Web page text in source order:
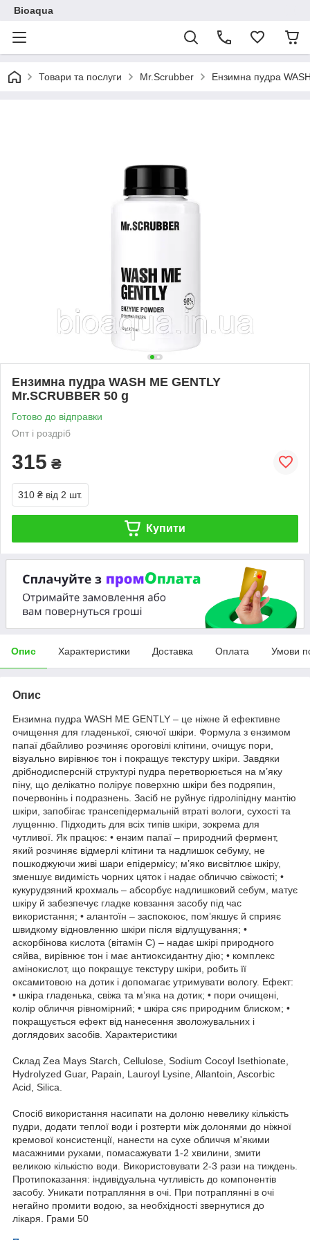
Bioaqua
Товари та послуги Mr.Scrubber Ензимна пудра
Ензимна пудра WASH ME GENTLY
Mr.SCRUBBER 50 g
Готово до відправки
Опт і роздріб
315 ₴
310 ₴ від 2 шт.
Купити
Опис Характеристики Доставка Оплата Умови
Опис
Ензимна пудра WASH ME GENTLY – це ніжне й ефективне
очищення для гладенької, сяючої шкіри. Формула з ензимом
папаї дбайливо розчиняє ороговілі клітини, очищує пори,
візуально вирівнює тон і покращує текстуру шкіри. Завдяки
дрібнодисперсній структурі пудра перетворюється на м’яку
піну, що делікатно полірує поверхню шкіри без подряпин,
почервонінь і подразнень. Засіб не руйнує гідроліпідну мантію
шкіри, запобігає трансепідермальній втраті вологи, сухості та
лущенню. Підходить для всіх типів шкіри, зокрема для
чутливої. Як працює: • ензим папаї – природний фермент,
який розчиняє відмерлі клітини та надлишок себуму, не
пошкоджуючи живі шари епідермісу; м’яко висвітлює шкіру,
зменшує видимість чорних цяток і надає обличчю свіжості; •
кукурудзяний крохмаль – абсорбує надлишковий себум, матує
шкіру й забезпечує гладке ковзання засобу під час
використання; • алантоїн – заспокоює, пом’якшує й сприяє
швидкому відновленню шкіри після відлущування; •
аскорбінова кислота (вітамін С) – надає шкірі природного
сяйва, вирівнює тон і має антиоксидантну дію; • комплекс
амінокислот, що покращує текстуру шкіри, робить її
оксамитовою на дотик і допомагає утримувати вологу. Ефект:
• шкіра гладенька, свіжа та м’яка на дотик; • пори очищені,
колір обличчя рівномірний; • шкіра сяє природним блиском; •
покращується ефект від нанесення зволожувальних і
доглядових засобів. Характеристики
Склад Zea Mays Starch, Cellulose, Sodium Cocoyl Isethionate,
Hydrolyzed Guar, Papain, Lauroyl Lysine, Allantoin, Ascorbic
Acid, Silica.
Спосіб використання насипати на долоню невелику кількість
пудри, додати теплої води і розтерти між долонями до ніжної
кремової консистенції, нанести на сухе обличчя м'якими
масажними рухами, помасажувати 1-2 хвилини, змити
великою кількістю води. Використовувати 2-3 рази на тиждень.
Протипоказання: індивідуальна чутливість до компонентів
засобу. Уникати потрапляння в очі. При потраплянні в очі
негайно промити водою, за необхідності звернутися до
лікаря. Грами 50